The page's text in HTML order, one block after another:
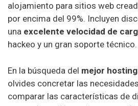
alojamiento para sitios web
por encima del 99%. Incluyen
una excelente velocidad de
hackeo y un gran soporte técnico.
En la búsqueda del mejor
olvides concretar las
comparar las características de